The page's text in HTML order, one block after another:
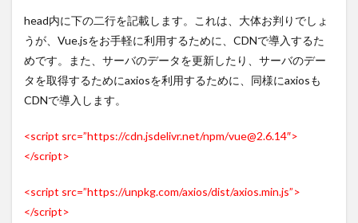
head内に下の二行を記載します。これは、大体お判りでしょ
うが、Vue.jsをお手軽に利用するために、CDNで導入するた
めです。また、サーバのデータを更新したり、サーバのデー
タを取得するためにaxiosを利用するために、同様にaxiosも
CDNで導入します。
<script src=”https://cdn.jsdelivr.net/npm/vue@2.6.14″>
</script>
<script src=”https://unpkg.com/axios/dist/axios.min.js”>
</script>